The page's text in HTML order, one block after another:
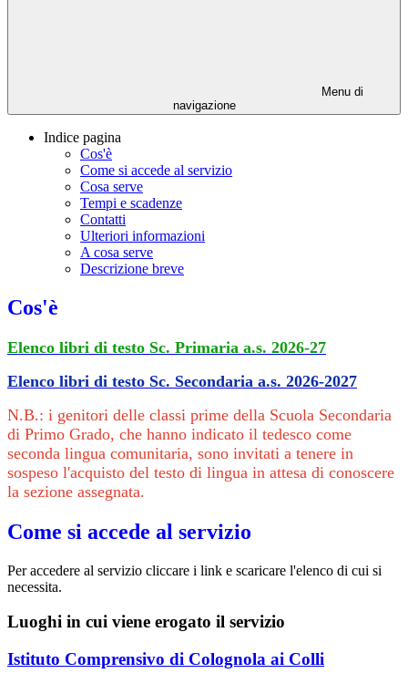
Menu di
navigazione
Indice pagina
Cos'è
Come si accede al servizio
Cosa serve
Tempi e scadenze
Contatti
Ulteriori informazioni
A cosa serve
Descrizione breve
Cos'è
Elenco libri di testo Sc. Primaria a.s. 2026-27
Elenco libri di testo Sc. Secondaria a.s. 2026-2027
N.B.: i genitori delle classi prime della Scuola Secondaria
di Primo Grado, che hanno indicato il tedesco come
seconda lingua comunitaria, sono invitati a tenere in
sospeso l'acquisto del testo di lingua in attesa di conoscere
la sezione assegnata.
Come si accede al servizio
Per accedere al servizio cliccare i link e scaricare l'elenco di cui si
necessita.
Luoghi in cui viene erogato il servizio
Istituto Comprensivo di Colognola ai Colli